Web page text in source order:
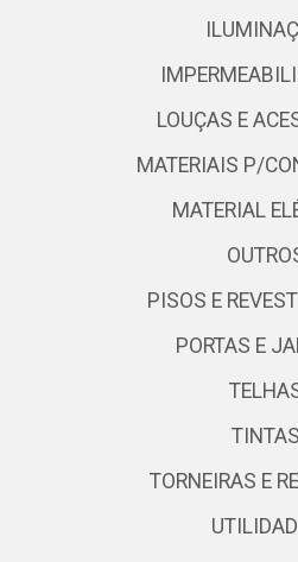
LOUÇAS E
MATERIAIS P/
MATERIAL
PISOS E
PORTAS E
TINTAS
TORNEIRAS E